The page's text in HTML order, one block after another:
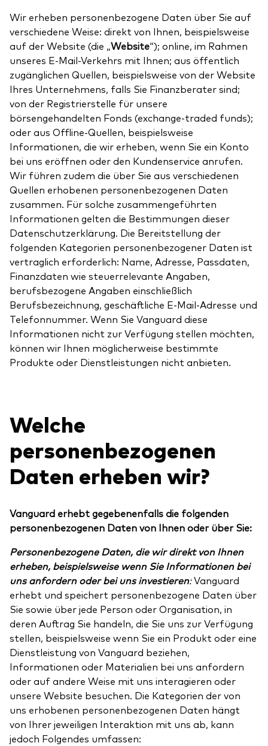
Wir erheben personenbezogene Daten über Sie auf
verschiedene Weise: direkt von Ihnen, beispielsweise
auf der Website (die „Website“); online, im Rahmen
unseres E-Mail-Verkehrs mit Ihnen; aus öffentlich
zugänglichen Quellen, beispielsweise von der Website
Ihres Unternehmens, falls Sie Finanzberater sind;
von der Registrierstelle für unsere
börsengehandelten Fonds (exchange-traded funds);
oder aus Offline-Quellen, beispielsweise
Informationen, die wir erheben, wenn Sie ein Konto
bei uns eröffnen oder den Kundenservice anrufen.
Wir führen zudem die über Sie aus verschiedenen
Quellen erhobenen personenbezogenen Daten
zusammen. Für solche zusammengeführten
Informationen gelten die Bestimmungen dieser
Datenschutzerklärung. Die Bereitstellung der
folgenden Kategorien personenbezogener Daten ist
vertraglich erforderlich: Name, Adresse, Passdaten,
Finanzdaten wie steuerrelevante Angaben,
berufsbezogene Angaben einschließlich
Berufsbezeichnung, geschäftliche E-Mail-Adresse und
Telefonnummer. Wenn Sie Vanguard diese
Informationen nicht zur Verfügung stellen möchten,
können wir Ihnen möglicherweise bestimmte
Produkte oder Dienstleistungen nicht anbieten.
Welche
personenbezogenen
Daten erheben wir?
Vanguard erhebt gegebenenfalls die folgenden
personenbezogenen Daten von Ihnen oder über Sie:
Personenbezogene Daten, die wir direkt von Ihnen
erheben, beispielsweise wenn Sie Informationen bei
uns anfordern oder bei uns investieren:Vanguard
erhebt und speichert personenbezogene Daten über
Sie sowie über jede Person oder Organisation, in
deren Auftrag Sie handeln, die Sie uns zur Verfügung
stellen, beispielsweise wenn Sie ein Produkt oder eine
Dienstleistung von Vanguard beziehen,
Informationen oder Materialien bei uns anfordern
oder auf andere Weise mit uns interagieren oder
unsere Website besuchen. Die Kategorien der von
uns erhobenen personenbezogenen Daten hängt
von Ihrer jeweiligen Interaktion mit uns ab, kann
jedoch Folgendes umfassen: